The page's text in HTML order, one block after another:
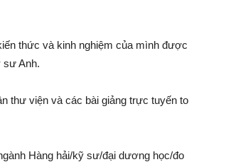
thức và kinh nghiệm của mình được
sư Anh.
thư viện và các bài giảng trực tuyến to
Hàng hải/kỹ sư/đại dương học/đo